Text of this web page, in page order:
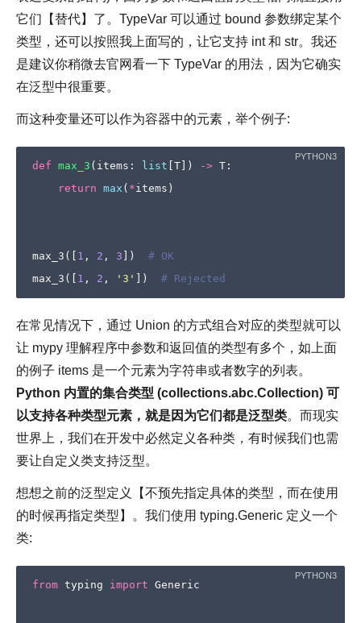
它们【替代】了。TypeVar 可以通过 bound 参数绑定某个
类型，还可以按照我上面写的，让它支持 int 和 str。我还
是建议你稍微去官网看一下 TypeVar 的用法，因为它确实
在泛型中很重要。
而这种变量还可以作为容器中的元素，举个例子:
def max_3 ( items : list T ]) -> T :
return max ( *items )
max_3 ([ 1 , 2 , 3 ])
# OK
max_3 ([ 1 , 2 , '3' ]) # Rejected
在常见情况下，通过 Union 的方式组合对应的类型就可以
让 mypy 理解程序中参数和返回值的类型有多个，如上面
的例子 items 是一个元素为字符串或者数字的列表。
Python 内置的集合类型 (collections.abc.Collection) 可
以支持各种类型元素，就是因为它们都是泛型类。而现实
世界上，我们在开发中必然定义各种类，有时候我们也需
要让自定义类支持泛型。
想想之前的泛型定义【不预先指定具体的类型，而在使用
的时候再指定类型】。我们使用 typing.Generic 定义一个
类:
from typing import Generic